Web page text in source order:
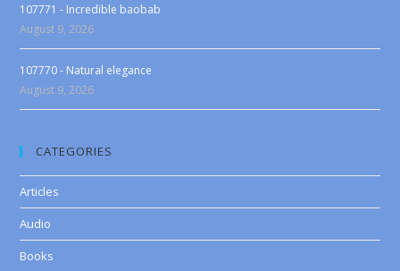
107771 - Incredible baobab
August 9, 2026
107770 - Natural elegance
August 9, 2026
CATEGORIES
Articles
Audio
Books